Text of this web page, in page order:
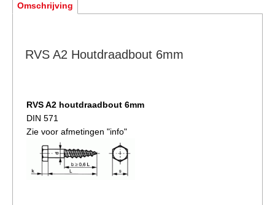
Omschrijving
RVS A2 Houtdraadbout 6mm
RVS A2 houtdraadbout 6mm
DIN 571
Zie voor afmetingen "info"